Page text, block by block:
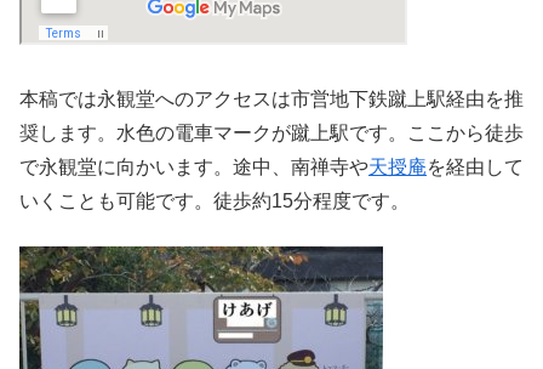
本稿では永観堂へのアクセスは市営地下鉄蹴上駅経由を推
奨します。水色の電車マークが蹴上駅です。ここから徒歩
で永観堂に向かいます。途中、南禅寺や天授庵を経由して
いくことも可能です。徒歩約15分程度です。